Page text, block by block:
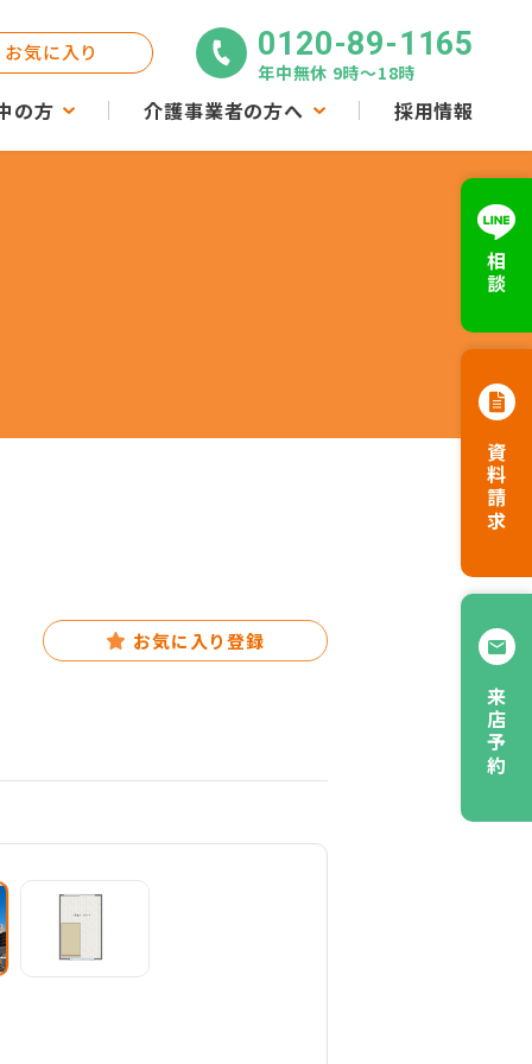
の方 介護事業者の方へ 採用情報
お気に入り 0120-89-1165
年中無休 9時〜18時
相談
資料請求
来店予約
お気に入り登録